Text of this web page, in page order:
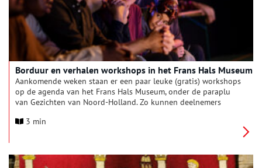
Borduur en verhalen workshops in het Frans Hals Museum
Aankomende weken staan er een paar leuke (gratis) workshops
op de agenda van het Frans Hals Museum, onder de paraplu
van Gezichten van Noord-Holland. Zo kunnen deelnemers
drukken of leren vertellen.
3 min